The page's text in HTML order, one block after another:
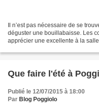
Il n’est pas nécessaire de se
déguster une bouillabaisse. Les
apprécier une excellente à la
Que faire l'été à
Publié le 12/07/2015 à 18:00
Par Blog Poggiolo